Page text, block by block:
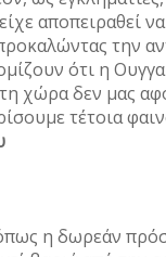
αποπειραθεί
την
ότι η
χώρα δεν μας
τέτοια
η δωρεάν